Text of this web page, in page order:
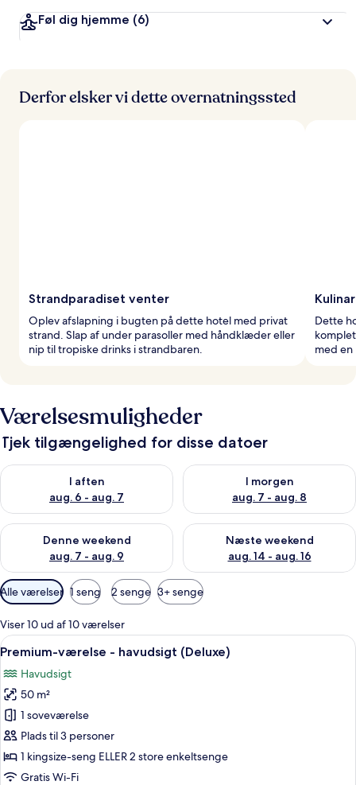
Føl dig hjemme (6)
Derfor elsker vi dette overnatningssted
Strandparadiset venter
Oplev afslapning i bugten på dette hotel med privat
strand. Slap af under parasoller med håndklæder eller
nip til tropiske drinks i strandbaren.
Dette
med
Værelsesmuligheder
Tjek tilgængelighed for disse datoer
I aften
aug. 6 - aug. 7
Tjek tilgængelighed for i aften aug. 6 - aug. 7
I morgen
aug. 7 - aug. 8
Tjek tilgængelighed for i
Denne weekend
aug. 7 - aug. 9
Tjek tilgængelighed for denne weekend aug. 7 - aug. 9
Næste weekend
aug. 14 - aug. 16
Tjek tilgængelighed for næste
Tilgængelige
filtre
for
værelser
Alle værelser 1 seng 2 senge 3+ senge
Viser 10 ud af 10 værelser
Indlæs
alle
billeder
af
Premium-
værelse
-
havudsigt
Premium-værelse - havudsigt
13
Premium-værelse - havudsigt (Deluxe)
Havudsigt
50 m²
1 soveværelse
Plads til 3 personer
1 kingsize-seng ELLER 2 store enkeltsenge
Gratis Wi-Fi